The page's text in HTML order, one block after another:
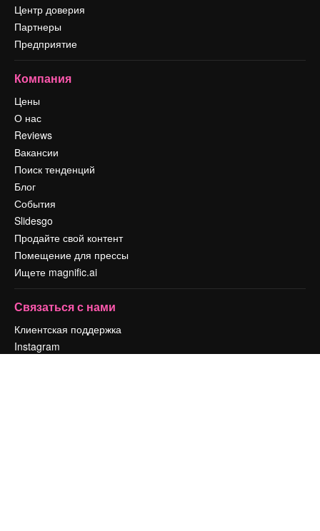
Центр доверия
Партнеры
Предприятие
Компания
Цены
О нас
Reviews
Вакансии
Поиск тенденций
Блог
События
Slidesgo
Продайте свой контент
Помещение для прессы
Ищете magnific.ai
Связаться с нами
Клиентская поддержка
Instagram